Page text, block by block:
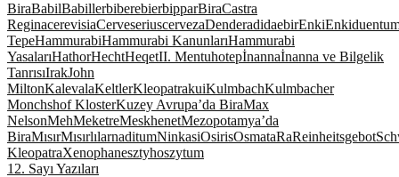
BiraBabilBabillerbiberebierbipparBiraCastra
ReginacerevisiaCerveseriuscervezaDenderadidaebirEnkiEnkidu
TepeHammurabiHammurabi KanunlarıHammurabi
YasalarıHathorHechtHeqetII. Mentuhotepİnannaİnanna ve Bilgelik
TanrısıIrakJohn
MiltonKalevalaKeltlerKleopatrakuiKulmbachKulmbacher
Monchshof KlosterKuzey Avrupa’da BiraMax
NelsonMehMeketreMeskhenetMezopotamya’da
BiraMısırMısırlılarnaditumNinkasiOsirisOsmataRaReinheitsgebot
KleopatraXenophanesztyhoszytum
12. Sayı Yazıları